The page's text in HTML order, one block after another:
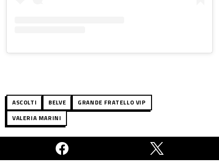
ASCOLTI BELVE
GRANDE FRATELLO VIP
VALERIA MARINI